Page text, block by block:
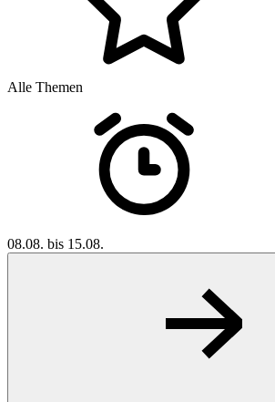
Alle Themen
08.08. bis 15.08.